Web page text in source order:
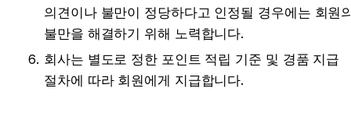
의견이나 불만이 정당하다고 인정될 경우에는 회원
불만을 해결하기 위해 노력합니다.
회사는 별도로 정한 포인트 적립 기준 및 경품 지급
절차에 따라 회원에게 지급합니다.